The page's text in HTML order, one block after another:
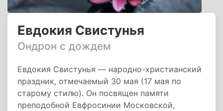
Евдокия Свистунья
Ондрон с дождем
Евдокия Свистунья — народно-христианский
праздник, отмечаемый 30 мая (17 мая по
старому стилю). Он посвящен памяти
преподобной Евфросинии Московской,